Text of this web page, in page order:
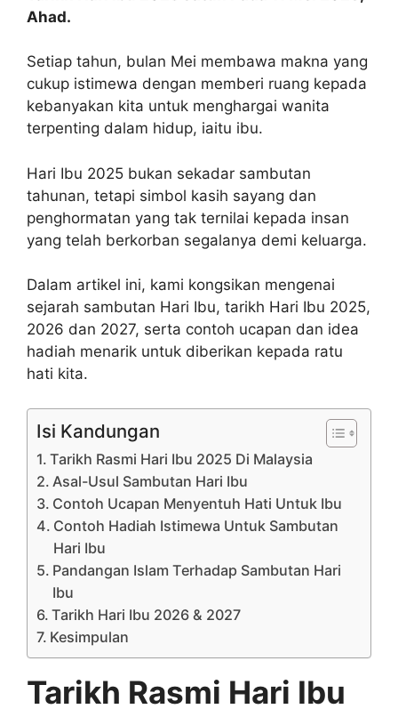
Ahad.
Setiap tahun, bulan Mei membawa makna yang
cukup istimewa dengan memberi ruang kepada
kebanyakan kita untuk menghargai wanita
terpenting dalam hidup, iaitu ibu.
Hari Ibu 2025 bukan sekadar sambutan
tahunan, tetapi simbol kasih sayang dan
penghormatan yang tak ternilai kepada insan
yang telah berkorban segalanya demi keluarga.
Dalam artikel ini, kami kongsikan mengenai
sejarah sambutan Hari Ibu, tarikh Hari Ibu 2025,
2026 dan 2027, serta contoh ucapan dan idea
hadiah menarik untuk diberikan kepada ratu
hati kita.
Isi Kandungan
Tarikh Rasmi Hari Ibu 2025 Di Malaysia
Asal-Usul Sambutan Hari Ibu
Contoh Ucapan Menyentuh Hati Untuk Ibu
Contoh Hadiah Istimewa Untuk Sambutan
Hari Ibu
Pandangan Islam Terhadap Sambutan Hari
Ibu
Tarikh Hari Ibu 2026 & 2027
Kesimpulan
Tarikh Rasmi Hari Ibu